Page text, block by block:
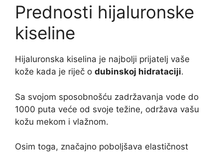
Prednosti hijaluronske
kiseline
Hijaluronska kiselina je najbolji prijatelj vaše
kože kada je riječ o dubinskoj hidrataciji.
Sa svojom sposobnošću zadržavanja vode do
1000 puta veće od svoje težine, održava vašu
kožu mekom i vlažnom.
Osim toga, značajno poboljšava elastičnost